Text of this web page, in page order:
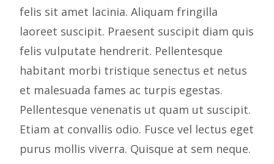
felis sit amet lacinia. Aliquam fringilla
laoreet suscipit. Praesent suscipit diam quis
felis vulputate hendrerit. Pellentesque
habitant morbi tristique senectus et netus
et malesuada fames ac turpis egestas.
Pellentesque venenatis ut quam ut suscipit.
Etiam at convallis odio. Fusce vel lectus eget
purus mollis viverra. Quisque at sem neque.